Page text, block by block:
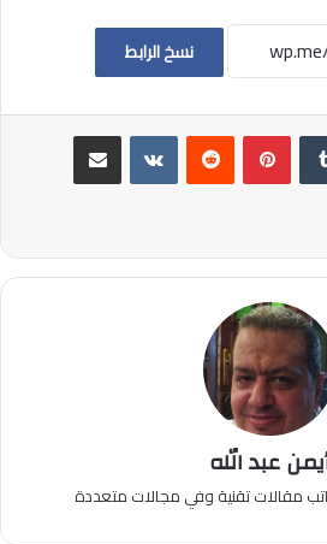
نسخ الرابط
بينتيريست
مشاركة عبر البريد
عبد الله
مقالات تقنية وفي مجالات متعددة